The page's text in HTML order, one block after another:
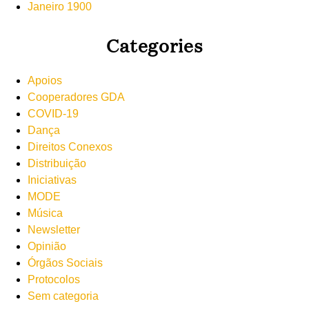
Janeiro 1900
Categories
Apoios
Cooperadores GDA
COVID-19
Dança
Direitos Conexos
Distribuição
Iniciativas
MODE
Música
Newsletter
Opinião
Órgãos Sociais
Protocolos
Sem categoria